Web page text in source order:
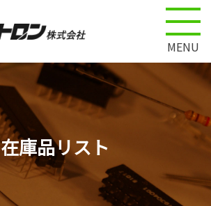
MENU
在庫品リスト